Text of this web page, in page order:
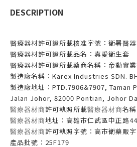
DESCRIPTION
醫療器材許可證所載核准字號：衛署醫
醫療器材許可證所載品名：真愛衛生套
醫療器材許可證所載藥商名稱：帝勳實
製造廠名稱：Karex Industries SDN.
製造廠地址：PTD.7906&7907, Taman
Jalan Johor, 82000 Pontian, Johor
醫療器材商許可執照所載醫療器材商名
醫療器材商地址：高雄市仁武區中正路
醫療器材商許可執照字號：高市衛藥販
產品批號：25F179